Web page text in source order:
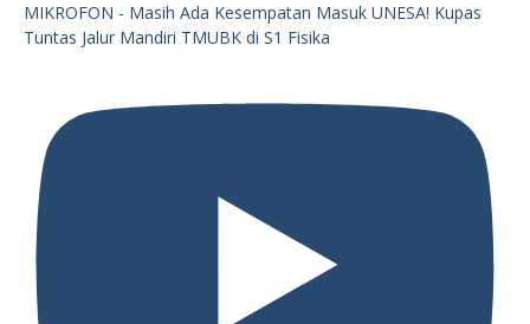
MIKROFON - Masih Ada Kesempatan Masuk UNESA! Kupas
Tuntas Jalur Mandiri TMUBK di S1 Fisika